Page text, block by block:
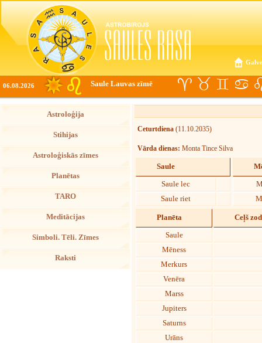
06.08.2026 Saule Lauvas zīmē
Astroloģija
Stihijas
Astroloģiskās zīmes
Planētas
TARO
Meditācijas
Simboli. Tēli. Zīmes
Raksti
Ceturtdiena (11.10.2035)
Vārda dienas: Monta Tince Silva
Saule
Saule lec
Saule riet
Planēta Ceļš
Saule
Mēness
Merkurs
Venēra
Marss
Jupiters
Saturns
Urāns